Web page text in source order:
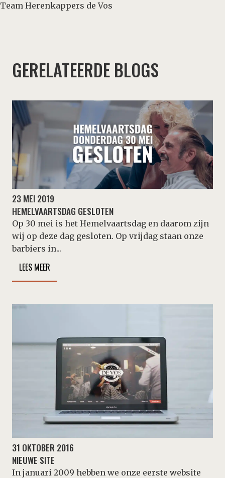
Team Herenkappers de Vos
GERELATEERDE BLOGS
23 MEI 2019
HEMELVAARTSDAG GESLOTEN
Op 30 mei is het Hemelvaartsdag en daarom zijn
wij op deze dag gesloten. Op vrijdag staan onze
barbiers in...
LEES MEER
31 OKTOBER 2016
NIEUWE SITE
In januari 2009 hebben we onze eerste website